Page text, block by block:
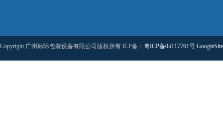
Copyright 广州标际包装设备有限公司版权所有 ICP备： 粤ICP备05117761号